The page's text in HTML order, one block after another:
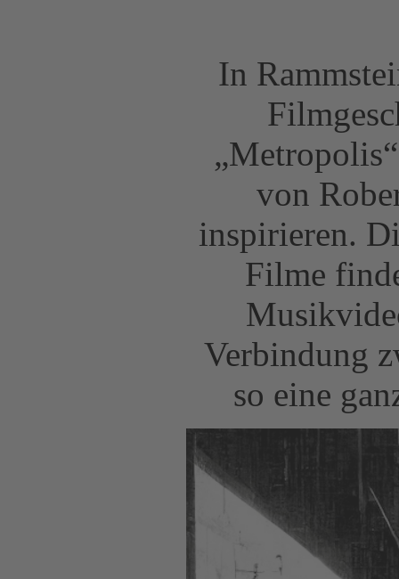
In
von
inspirieren.
Filme
Verbindung
so eine